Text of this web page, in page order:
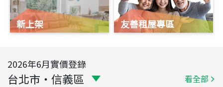
新上架 友善租屋專區
2026年6月實價登錄
台北市 ・ 信義區 看全部